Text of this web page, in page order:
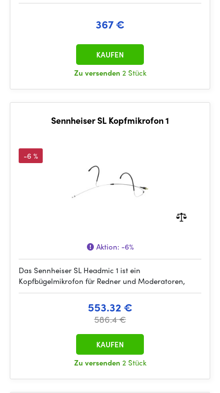
367 €
Zu versenden 2 Stück
KAUFEN
Sennheiser SL Kopfmikrofon 1
-6 %
Aktion: -6%
Das Sennheiser SL Headmic 1 ist ein
Kopfbügelmikrofon für Redner und Moderatoren,
553.32 €
586.4 €
Zu versenden 2 Stück
KAUFEN